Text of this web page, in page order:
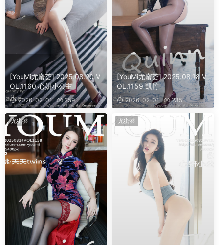
[YouMi尤蜜荟] 2025.08.20 V
OL.1160 心妍小公主
2026-02-01 259
[YouMi尤蜜荟] 2025.08.18 V
OL.1159 凱竹
2026-02-01 235
尤蜜荟 尤蜜荟